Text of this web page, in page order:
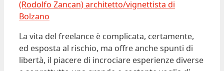
La vita del freelance è complicata, certamente,
ed esposta al rischio, ma offre anche spunti di
libertà, il piacere di incrociare esperienze diverse